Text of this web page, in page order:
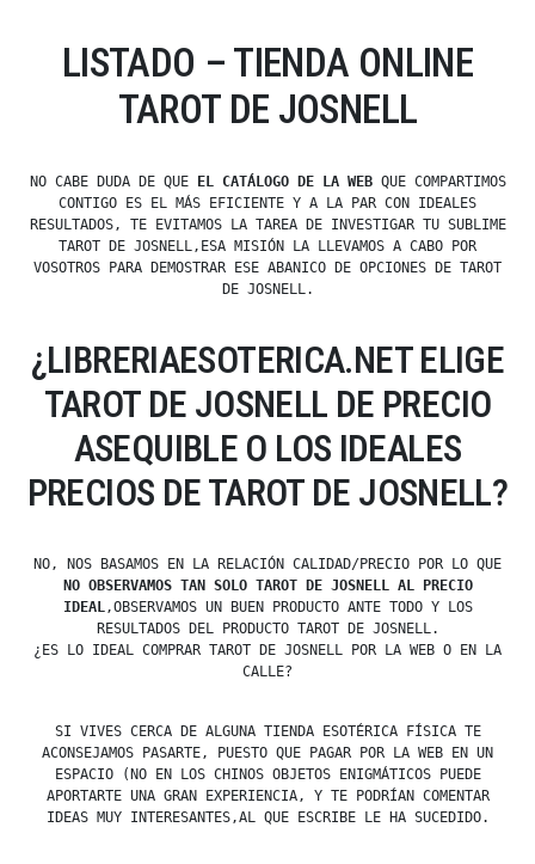
LISTADO – TIENDA ONLINE
TAROT DE JOSNELL
NO CABE DUDA DE QUE EL CATÁLOGO DE LA WEBQUE COMPARTIMOS
CONTIGO ES EL MÁS EFICIENTE Y A LA PAR CON IDEALES
RESULTADOS, TE EVITAMOS LA TAREA DE INVESTIGAR TU SUBLIME
TAROT DE JOSNELL,ESA MISIÓN LA LLEVAMOS A CABO POR
VOSOTROS PARA DEMOSTRAR ESE ABANICO DE OPCIONES DE TAROT
DE JOSNELL.
¿LIBRERIAESOTERICA.NET ELIGE
TAROT DE JOSNELL DE PRECIO
ASEQUIBLE O LOS IDEALES
PRECIOS DE TAROT DE JOSNELL?
NO, NOS BASAMOS EN LA RELACIÓN CALIDAD/PRECIO POR LO QUE
NO OBSERVAMOS TAN SOLO TAROT DE JOSNELL AL PRECIO
IDEAL,OBSERVAMOS UN BUEN PRODUCTO ANTE TODO Y LOS
RESULTADOS DEL PRODUCTO TAROT DE JOSNELL.
¿ES LO IDEAL COMPRAR TAROT DE JOSNELL POR LA WEB O EN LA
CALLE?
SI VIVES CERCA DE ALGUNA TIENDA ESOTÉRICA FÍSICA TE
ACONSEJAMOS PASARTE, PUESTO QUE PAGAR POR LA WEB EN UN
ESPACIO (NO EN LOS CHINOS OBJETOS ENIGMÁTICOS PUEDE
APORTARTE UNA GRAN EXPERIENCIA, Y TE PODRÍAN COMENTAR
IDEAS MUY INTERESANTES,AL QUE ESCRIBE LE HA SUCEDIDO.